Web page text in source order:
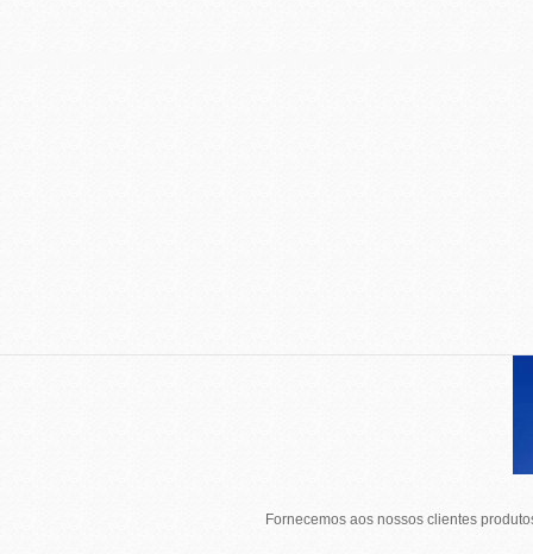
Fornecemos aos nossos clientes